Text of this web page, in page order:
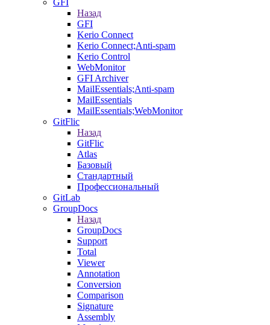
GFI
Назад
GFI
Kerio Connect
Kerio Connect;Anti-spam
Kerio Control
WebMonitor
GFI Archiver
MailEssentials;Anti-spam
MailEssentials
MailEssentials;WebMonitor
GitFlic
Назад
GitFlic
Atlas
Базовый
Стандартный
Профессиональный
GitLab
GroupDocs
Назад
GroupDocs
Support
Total
Viewer
Annotation
Conversion
Comparison
Signature
Assembly